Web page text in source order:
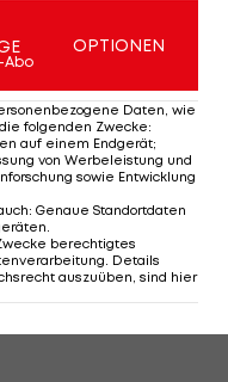
Reichenau dank
(1./13.) einen 2:0-
bleibt
Salzburg dran
Punkte
Abo
OPTIONEN
Daten, wie
folgenden Zwecke:
auf einem Endgerät;
von Werbeleistung und
sowie Entwicklung
: Genaue Standortdaten
berechtigtes
Details
auszuüben, sind hier